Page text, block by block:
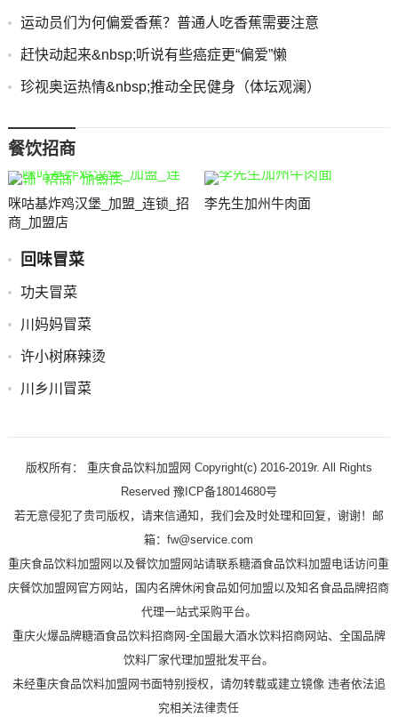
运动员们为何偏爱香蕉？普通人吃香蕉需要注意
赶快动起来&nbsp;听说有些癌症更“偏爱”懒
珍视奥运热情&nbsp;推动全民健身（体坛观澜）
餐饮招商
咪咕基炸鸡汉堡_加盟_连锁_招
商_加盟店
李先生加州牛肉面
回味冒菜
功夫冒菜
川妈妈冒菜
许小树麻辣烫
川乡川冒菜
版权所有： 重庆食品饮料加盟网 Copyright(c) 2016-2019r. All Rights
Reserved 豫ICP备18014680号
若无意侵犯了贵司版权，请来信通知，我们会及时处理和回复，谢谢！邮
箱：fw@service.com
重庆食品饮料加盟网以及餐饮加盟网站请联系糖酒食品饮料加盟电话访问重
庆餐饮加盟网官方网站，国内名牌休闲食品如何加盟以及知名食品品牌招商
代理一站式采购平台。
重庆火爆品牌糖酒食品饮料招商网-全国最大酒水饮料招商网站、全国品牌
饮料厂家代理加盟批发平台。
未经重庆食品饮料加盟网书面特别授权，请勿转载或建立镜像 违者依法追
究相关法律责任